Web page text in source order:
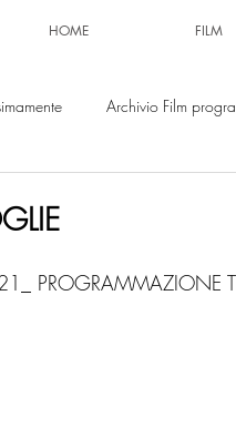
HOME FILM
Archivio Film
PROGRAMMAZIONE